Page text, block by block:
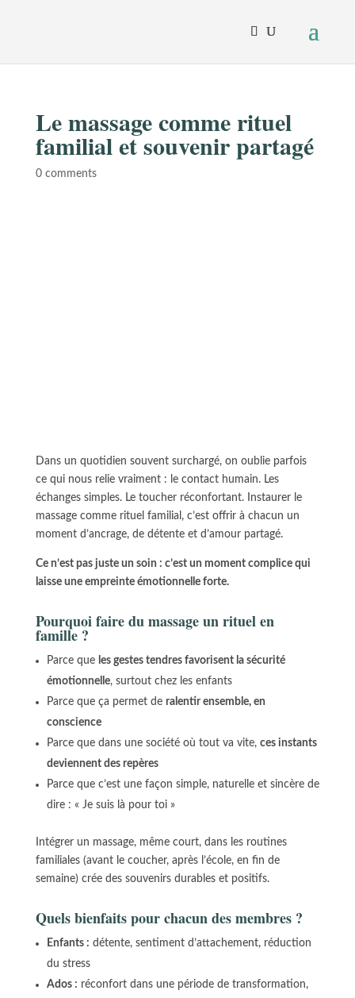
Le massage comme rituel
familial et souvenir partagé
0 comments
Dans un quotidien souvent surchargé, on oublie parfois
ce qui nous relie vraiment : le contact humain. Les
échanges simples. Le toucher réconfortant. Instaurer le
massage comme rituel familial, c’est offrir à chacun un
moment d’ancrage, de détente et d’amour partagé.
Ce n’est pas juste un soin : c’est un moment complice qui
laisse une empreinte émotionnelle forte.
Pourquoi faire du massage un rituel en
famille ?
Parce que les gestes tendres favorisent la sécurité
émotionnelle, surtout chez les enfants
Parce que ça permet de ralentir ensemble, en
conscience
Parce que dans une société où tout va vite, ces instants
deviennent des repères
Parce que c’est une façon simple, naturelle et sincère de
dire : « Je suis là pour toi »
Intégrer un massage, même court, dans les routines
familiales (avant le coucher, après l’école, en fin de
semaine) crée des souvenirs durables et positifs.
Quels bienfaits pour chacun des membres ?
Enfants : détente, sentiment d’attachement, réduction
du stress
Ados : réconfort dans une période de transformation,